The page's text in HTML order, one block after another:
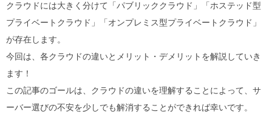
クラウドには大きく分けて「パブリッククラウド」「ホステッド型
プライベートクラウド」「オンプレミス型プライベートクラウド」
が存在します。
今回は、各クラウドの違いとメリット・デメリットを解説していき
ます！
この記事のゴールは、クラウドの違いを理解することによって、サ
ーバー選びの不安を少しでも解消することができれば幸いです。